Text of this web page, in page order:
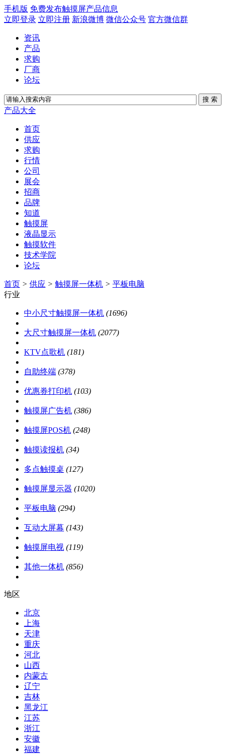
手机版 免费发布触摸屏产品信息
立即登录 立即注册 新浪微博 微信公众号 官方微信群
资讯
产品
求购
厂商
论坛
产品大全
首页
供应
求购
行情
公司
展会
招商
品牌
知道
触摸屏
液晶显示
触摸软件
技术学院
论坛
首页 > 供应 > 触摸屏一体机 > 平板电脑
行业
中小尺寸触摸屏一体机 (1696)
大尺寸触摸屏一体机 (2077)
KTV点歌机 (181)
自助终端 (378)
优惠券打印机 (103)
触摸屏广告机 (386)
触摸屏POS机 (248)
触摸读报机 (34)
多点触摸桌 (127)
触摸屏显示器 (1020)
平板电脑 (294)
互动大屏幕 (143)
触摸屏电视 (119)
其他一体机 (856)
地区
北京
上海
天津
重庆
河北
山西
内蒙古
辽宁
吉林
黑龙江
江苏
浙江
安徽
福建